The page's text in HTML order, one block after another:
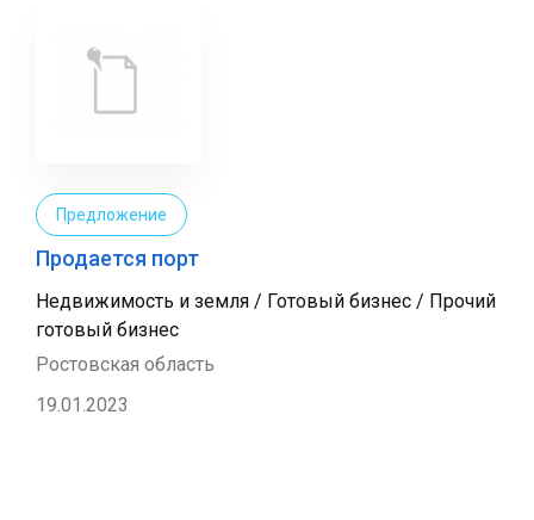
Предложение
Продается порт
Недвижимость и земля / Готовый бизнес / Прочий
готовый бизнес
Ростовская область
19.01.2023